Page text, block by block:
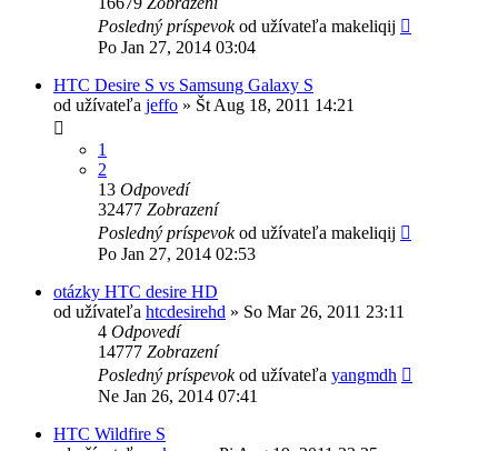
Posledný príspevokod užívateľa makeliqij
Po Jan 27, 2014 03:04
HTC Desire S vs Samsung Galaxy S
od užívateľa jeffo » Št Aug 18, 2011 14:21
1
2
13 Odpovedí
32477 Zobrazení
Posledný príspevokod užívateľa makeliqij
Po Jan 27, 2014 02:53
otázky HTC desire HD
od užívateľa htcdesirehd » So Mar 26, 2011 23:11
4 Odpovedí
14777 Zobrazení
Posledný príspevokod užívateľa yangmdh
Ne Jan 26, 2014 07:41
HTC Wildfire S